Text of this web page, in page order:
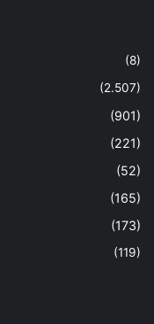
(8)
(2.507)
(901)
(221)
(52)
(165)
(173)
(119)